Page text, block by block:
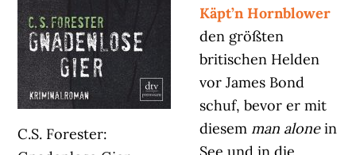
C.S. Forester:
Käpt’n Hornblower
den größten
britischen Helden
vor James Bond
schuf, bevor er mit
diesem man alonein
See und in die